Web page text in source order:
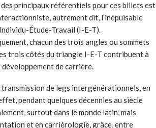
des principaux référentiels pour ces billets est
autrement dit, l’inépuisable
Étude-Travail (I-E-T).
chacun des trois angles ou sommets
trois côtés du triangle I-E-T contribuent à
de carrière.
transmission de legs intergénérationnels, en
pendant quelques décennies au siècle
surtout dans le monde latin, mais
et en carriérologie, grâce, entre